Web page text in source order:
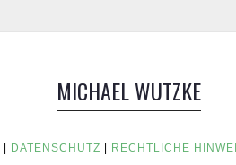
MICHAEL WUTZKE
| DATENSCHUTZ | RECHTLICHE